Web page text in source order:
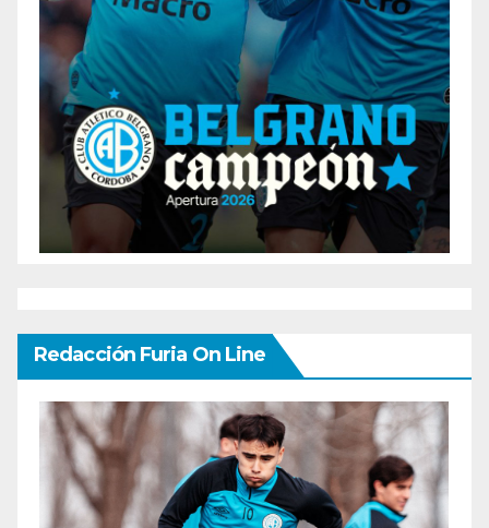
Redacción Furia On Line